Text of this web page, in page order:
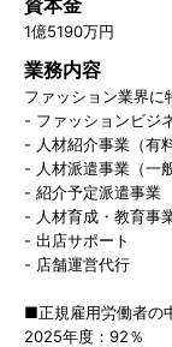
1億5190万円
業務内容
ファッション業界に
- ファッションビジ
- 人材紹介事業（有
- 人材派遣事業（一
- 紹介予定派遣事業
- 人材育成・教育事
- 出店サポート
- 店舗運営代行
■正規雇用労働者の
2025年度：92％